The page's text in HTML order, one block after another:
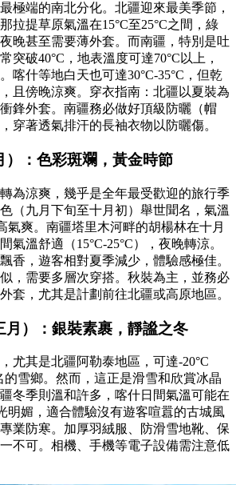
極端的南北分化。北疆迎來最美季節，
拉提草原氣溫在15°C至25°C之間，綠
晚甚至需要薄外套。而南疆，特別是吐
突破40°C，地表溫度可達70°C以上，
喀什等地白天也可達30°C-35°C，但乾
且傍晚涼爽。穿衣指南：北疆以夏裝為
鋒外套。南疆務必做好頂級防曬（帽
穿著透氣排汗的長袖衣物以防曬傷。
）：色彩斑斕，黃金時節
為涼爽，幾乎是全年最受歡迎的旅行季
（九月下旬至十月初）舉世聞名，氣溫
氣爽。南疆塔里木河畔的胡楊林在十月
氣溫舒適（15°C-25°C），夜晚轉涼。
香，遊客相對夏季減少，體驗感極佳。
，需要多層次穿搭。秋裝為主，並務必
套，尤其是計劃前往北疆或高原地區。
月）：銀裝素裹，靜謐之冬
尤其是北疆阿勒泰地區，可達-20°C
的雪鄉。然而，這正是滑雪和欣賞冰晶
冬季則溫和許多，喀什日間氣溫可能在
明媚，適合體驗沒有遊客喧囂的古城風
業防寒。加厚羽絨服、防滑雪地靴、保
不可。相機、手機等電子設備需注意低